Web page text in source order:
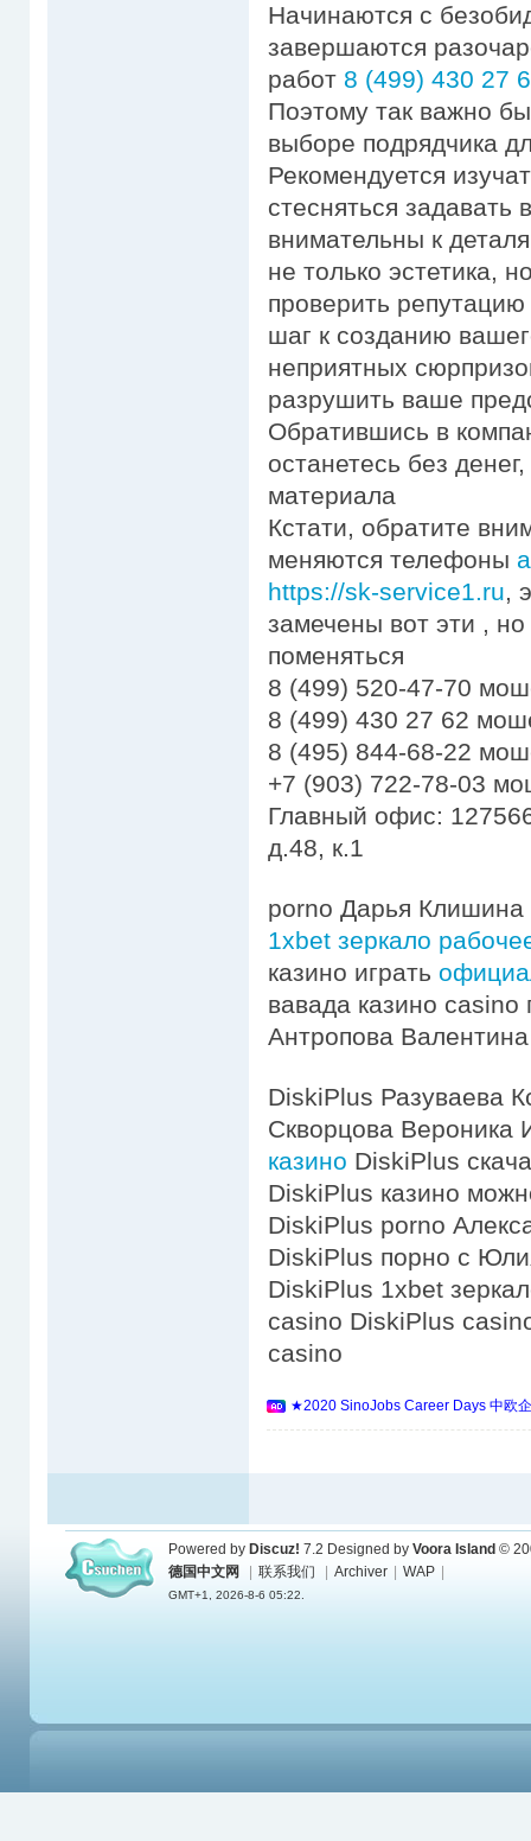
Начинаются с
завершаются
работ 8 (499) 430 27
Поэтому так важно
выборе подрядчика
Рекомендуется
стесняться
внимательны к
не только эстетика,
проверить
шаг к созданию
неприятных
разрушить ваше
Обратившись в
останетесь без
материала
Кстати, обратите
меняются телефоны
https://sk-service1.ru,
замечены вот эти ,
поменяться
8 (499) 520-47-70
8 (499) 430 27 62
8 (495) 844-68-22
+7 (903) 722-78-03
Главный офис:
д.48, к.1
porno Дарья Клишина
1xbet зеркало
казино играть
вавада казино
Антропова
DiskiPlus Разуваева
Скворцова Вероника
казино DiskiPlus
DiskiPlus казино
DiskiPlus porno
DiskiPlus порно с
DiskiPlus 1xbet
casino DiskiPlus
casino
★2020 SinoJobs Career Days 中欧
Powered by Discuz! 7.2 Designed by Voora Island ©
德国中文网
联系我们 Archiver WAP
GMT+1, 2026-8-6 05:22.